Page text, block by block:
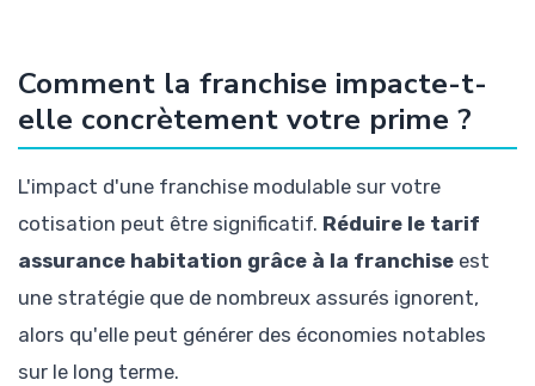
Comment la franchise impacte-t-
elle concrètement votre prime ?
L'impact d'une franchise modulable sur votre
cotisation peut être significatif. Réduire le tarif
assurance habitation grâce à la franchise est
une stratégie que de nombreux assurés ignorent,
alors qu'elle peut générer des économies notables
sur le long terme.